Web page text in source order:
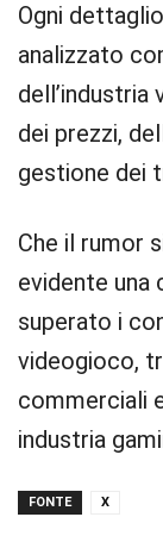
Ogni
analizzato
dei prezzi,
gestione dei
Che il rumor
evidente una
superato i
videogioco,
commerciali
industria
FONTE X